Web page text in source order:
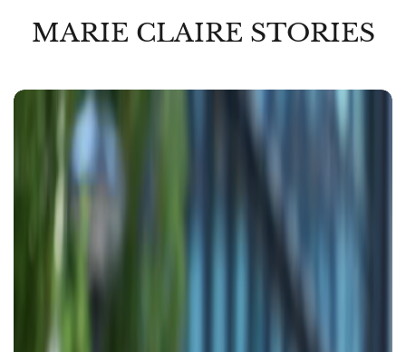
MARIE CLAIRE STORIES